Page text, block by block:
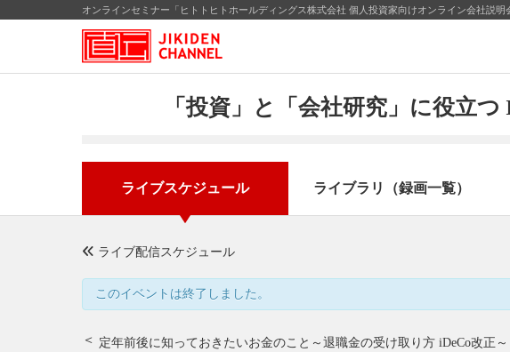
オンラインセミナー「ヒトトヒトホールディングス株式会社 個人投資家向けオンライン会社説
「投資」と「会社研究」に役立
ライブスケジュール ライブラリ（録画一覧）
ライブ配信スケジュール
このイベントは終了しました。
定年前後に知っておきたいお金のこと～退職金の受け取り方 iDeCo改正～